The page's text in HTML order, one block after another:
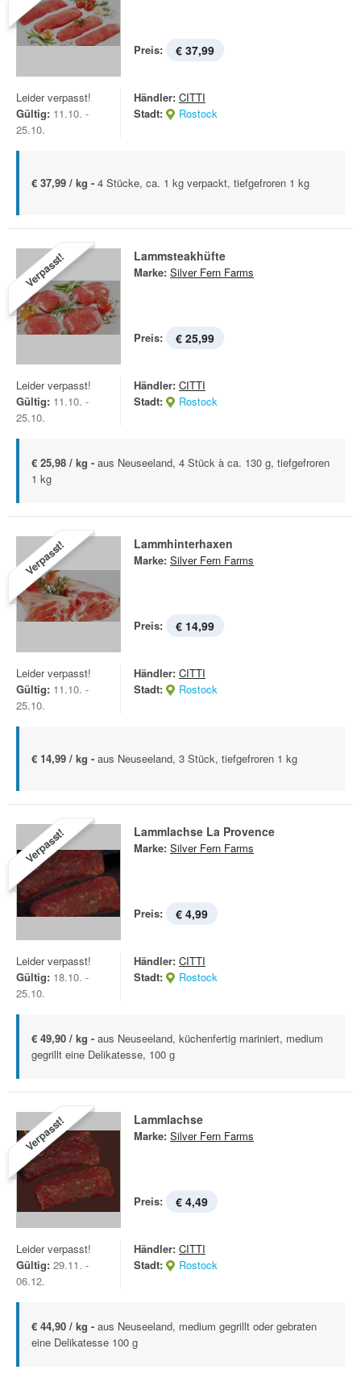
Preis: € 37,99
Leider verpasst!
Gültig: 11.10. -
25.10.
Händler: CITTI
Stadt:
Rostock
€ 37,99 / kg - 4 Stücke, ca. 1 kg verpackt, tiefgefroren 1 kg   
Verpasst! Lammsteakhüfte
Marke: Silver Fern Farms
Preis: € 25,99
Leider verpasst!
Gültig: 11.10. -
25.10.
Händler: CITTI
Stadt:
Rostock
€ 25,98 / kg - aus Neuseeland, 4 Stück à ca. 130 g, tiefgefroren
1 kg
Verpasst! Lammhinterhaxen
Marke: Silver Fern Farms
Preis: € 14,99
Leider verpasst!
Gültig: 11.10. -
25.10.
Händler: CITTI
Stadt:
Rostock
€ 14,99 / kg - aus Neuseeland, 3 Stück, tiefgefroren 1 kg   
Verpasst! Lammlachse La Provence
Marke: Silver Fern Farms
Preis: € 4,99
Leider verpasst!
Gültig: 18.10. -
25.10.
Händler: CITTI
Stadt:
Rostock
€ 49,90 / kg - aus Neuseeland, küchenfertig mariniert, medium
gegrillt eine Delikatesse, 100 g
Verpasst! Lammlachse
Marke: Silver Fern Farms
Preis: € 4,49
Leider verpasst!
Gültig: 29.11. -
06.12.
Händler: CITTI
Stadt:
Rostock
€ 44,90 / kg - aus Neuseeland, medium gegrillt oder gebraten
eine Delikatesse 100 g